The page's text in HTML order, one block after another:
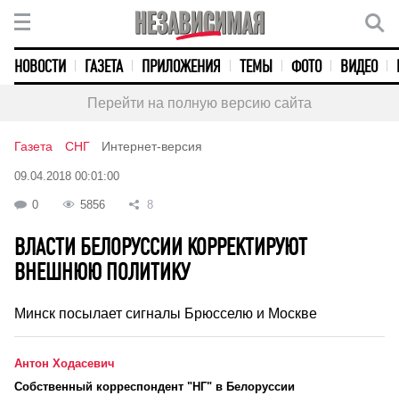
НОВОСТИ ГАЗЕТА ПРИЛОЖЕНИЯ ТЕМЫ ФОТО ВИДЕО
Перейти на полную версию сайта
Газета СНГ Интернет-версия
09.04.2018 00:01:00
0 5856 8
ВЛАСТИ БЕЛОРУССИИ КОРРЕКТИРУЮТ
ВНЕШНЮЮ ПОЛИТИКУ
Минск посылает сигналы Брюсселю и Москве
Антон Ходасевич
Cобственный корреспондент "НГ" в Белоруссии